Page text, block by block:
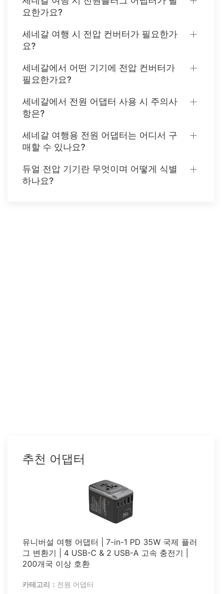
요한가요?
세네갈 여행 시 전압 컨버터가 필요한가
요?
세네갈에서 어떤 기기에 전압 컨버터가
필요한가요?
세네갈에서 전원 어댑터 사용 시 주의사
항은?
세네갈 여행용 전원 어댑터는 어디서 구
매할 수 있나요?
듀얼 전압 기기란 무엇이며 어떻게 식별
하나요?
추천 어댑터
유니버설 여행 어댑터 | 7-in-1 PD 35W 국제 플러
그 변환기 | 4 USB-C & 2 USB-A 고속 충전기 |
200개국 이상 호환
카테고리： 전원 어댑터